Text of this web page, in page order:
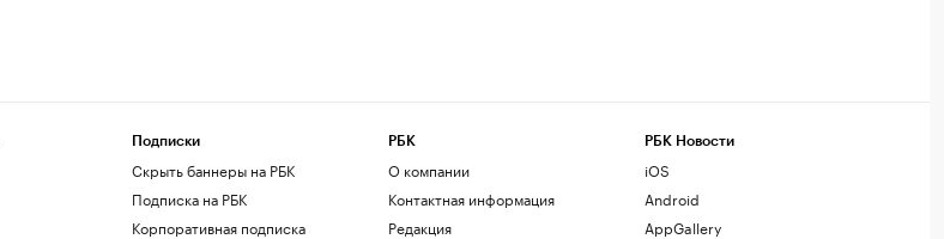
Подписки
Скрыть баннеры на РБК
Подписка на РБК
Корпоративная подписка
РБК
О компании
Контактная информация
Редакция
РБК Новости
iOS
Android
AppGallery